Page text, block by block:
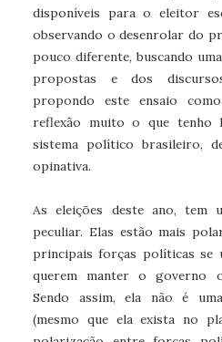
disponíveis para o eleitor
observando o desenrolar do
pouco diferente, buscando
propostas e dos
propondo este ensaio
reflexão muito o que
sistema político brasileiro,
opinativa.
As eleições deste ano, tem
peculiar. Elas estão mais
principais forças políticas se
querem manter o governo
Sendo assim, ela não é
(mesmo que ela exista no